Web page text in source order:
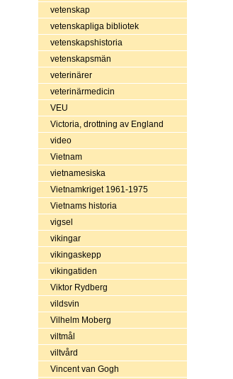
vetenskap
vetenskapliga bibliotek
vetenskapshistoria
vetenskapsmän
veterinärer
veterinärmedicin
VEU
Victoria, drottning av England
video
Vietnam
vietnamesiska
Vietnamkriget 1961-1975
Vietnams historia
vigsel
vikingar
vikingaskepp
vikingatiden
Viktor Rydberg
vildsvin
Vilhelm Moberg
viltmål
viltvård
Vincent van Gogh